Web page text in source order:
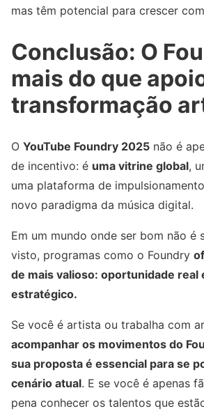
mas têm potencial para crescer
Conclusão: O
mais do que
transformação
O YouTube Foundry 2025 não é
de incentivo: é uma vitrine global,
uma plataforma de
novo paradigma da música digital.
Em um mundo onde ser bom não é
visto, programas como o Foundry
de mais valioso: oportunidade real
estratégico.
Se você é artista ou trabalha com
acompanhar os movimentos do
sua proposta é essencial para se
cenário atual. E se você é apenas
pena conhecer os talentos que